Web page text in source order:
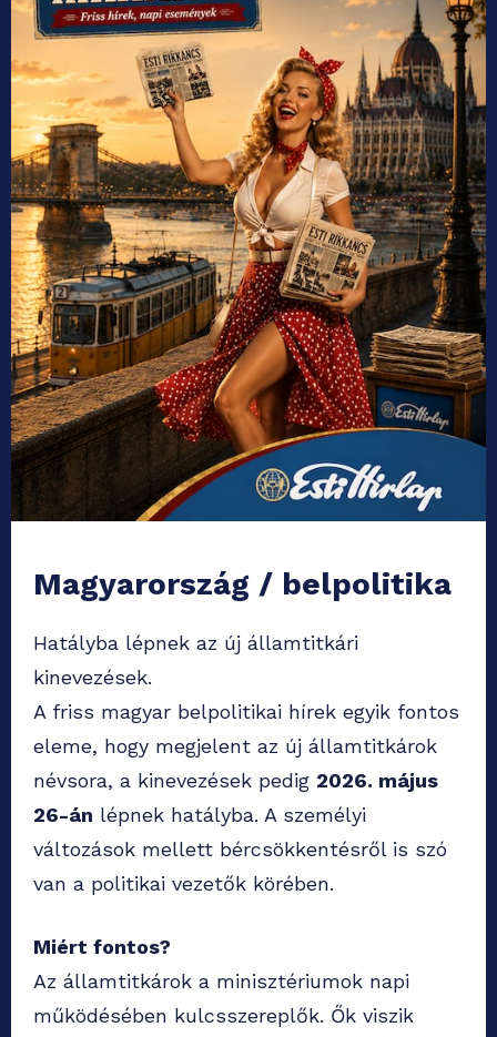
Magyarország / belpolitika
Hatályba lépnek az új államtitkári
kinevezések.
A friss magyar belpolitikai hírek egyik fontos
eleme, hogy megjelent az új államtitkárok
névsora, a kinevezések pedig 2026. május
26-án lépnek hatályba. A személyi
változások mellett bércsökkentésről is szó
van a politikai vezetők körében.
Miért fontos?
Az államtitkárok a minisztériumok napi
működésében kulcsszereplők. Ők viszik